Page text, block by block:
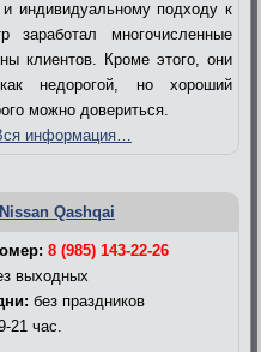
индивидуальному подходу к
заработал многочисленные
клиентов. Кроме этого, они
недорогой, но хороший
можно довериться.
информация…
Qashqai
8 (985) 143-22-26
выходных
без праздников
21 час.